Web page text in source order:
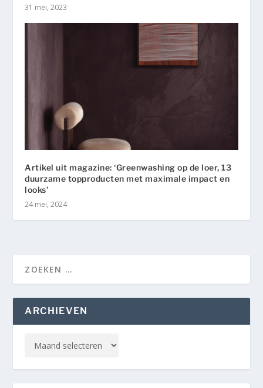
31 mei, 2023
Artikel uit magazine: ‘Greenwashing op de loer, 13
duurzame topproducten met maximale impact en
looks’
24 mei, 2024
ARCHIEVEN